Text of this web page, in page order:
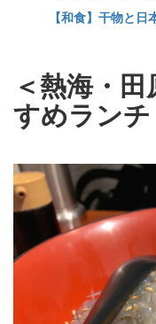
【和食】干物と
＜熱海・
すめランチ